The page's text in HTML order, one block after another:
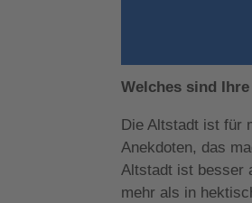
Welches sind
Die Altstadt ist für
Anekdoten, das
Altstadt ist besser
mehr als in